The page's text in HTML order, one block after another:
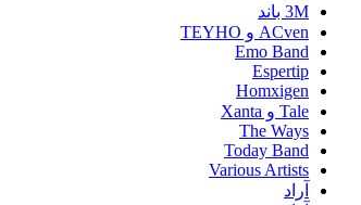
3M باند
ACven و TEYHO
Emo Band
Espertip
Homxigen
Tale و Xanta
The Ways
Today Band
Various Artists
آراد